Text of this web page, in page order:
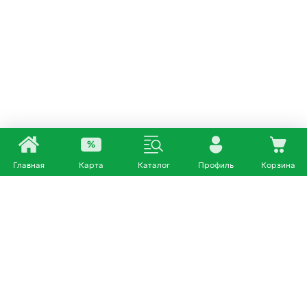
Главная Карта Каталог Профиль Корзина